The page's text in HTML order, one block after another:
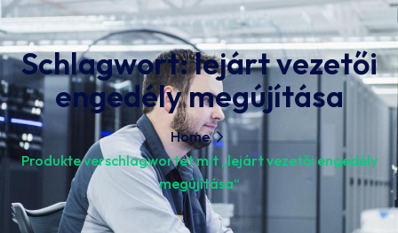
Schlagwort:lejárt vezetői
engedély megújítása
Home
Produkte verschlagwortet mit „lejárt vezetői engedély
megújítása“